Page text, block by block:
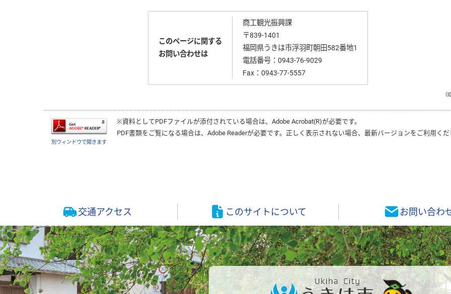
このページに関する
お問い合わせは
商工観光振興課
〒839-1401
福岡県うきは市浮羽町朝田582番地1
電話番号： 0943-76-9029
Fax：0943-77-5557
（
別ウィンドウで開きます
※資料としてPDFファイルが添付されている場合は、 Adobe Acrobat(R)が必要です。
PDF書類をご覧になる場合は、 Adobe Readerが必要です。正しく表示されない場合、最新バージョンをご利用く
交通アクセス このサイトについて お問い合わ